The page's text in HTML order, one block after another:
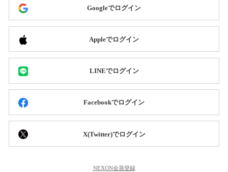
Googleでログイン
Appleでログイン
LINEでログイン
Facebookでログイン
X(Twitter)でログイン
NEXON会員登録